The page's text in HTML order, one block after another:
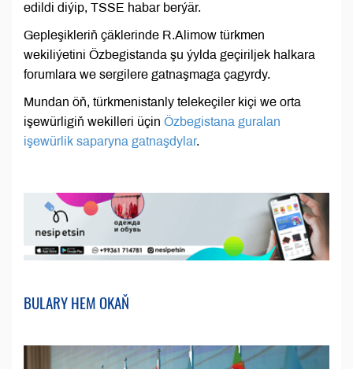
edildi diýip, TSSE habar berýär.
Gepleşikleriň çäklerinde R.Alimow türkmen
wekiliýetini Özbegistanda şu ýylda geçiriljek halkara
forumlara we sergilere gatnaşmaga çagyrdy.
Mundan öň, türkmenistanly telekeçiler kiçi we orta
işewürligiň wekilleri üçin Özbegistana guralan
işewürlik saparyna gatnaşdylar.
BULARY HEM OKAŇ